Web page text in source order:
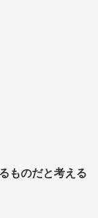
ものだと考える